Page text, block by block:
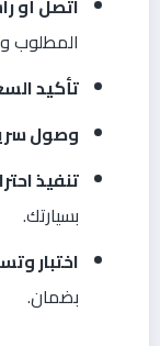
تأكيد
وصول
تنفيذ
بسيارتك.
اختبار
بضمان.